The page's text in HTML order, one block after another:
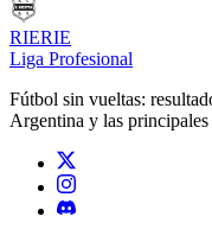
RIERIE
Liga Profesional
Fútbol sin vueltas:
Argentina y las